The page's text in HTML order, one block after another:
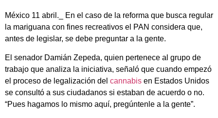
México 11 abril._ En el caso de la reforma que busca regular
la mariguana con fines recreativos el PAN considera que,
antes de legislar, se debe preguntar a la gente.
El senador Damián Zepeda, quien pertenece al grupo de
trabajo que analiza la iniciativa, señaló que cuando empezó
el proceso de legalización del cannabis en Estados Unidos
se consultó a sus ciudadanos si estaban de acuerdo o no.
“Pues hagamos lo mismo aquí, pregúntenle a la gente”.